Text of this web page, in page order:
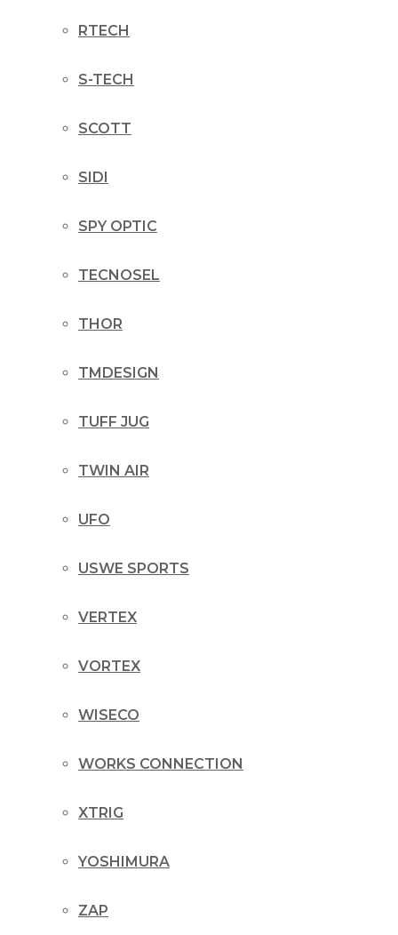
RTECH
S-TECH
SCOTT
SIDI
SPY OPTIC
TECNOSEL
THOR
TMDESIGN
TUFF JUG
TWIN AIR
UFO
USWE SPORTS
VERTEX
VORTEX
WISECO
WORKS CONNECTION
XTRIG
YOSHIMURA
ZAP